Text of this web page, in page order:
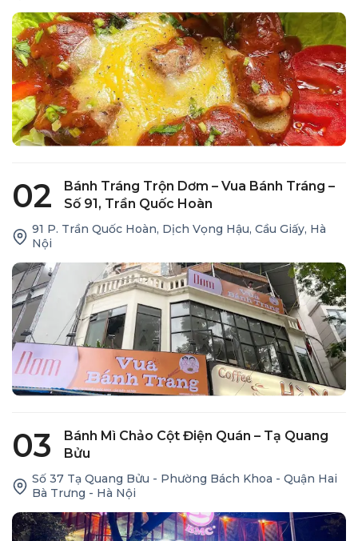
02
Bánh Tráng Trộn Dơm – Vua Bánh Tráng –
Số 91, Trần Quốc Hoàn
91 P. Trần Quốc Hoàn, Dịch Vọng Hậu, Cầu Giấy, Hà
Nội
03
Bánh Mì Chảo Cột Điện Quán – Tạ Quang
Bửu
Số 37 Tạ Quang Bửu - Phường Bách Khoa - Quận Hai
Bà Trưng - Hà Nội